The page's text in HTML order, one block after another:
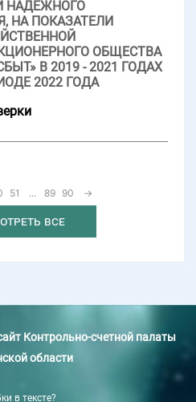
НАДЕЖНОГО
НА ПОКАЗАТЕЛИ
ОБЩЕСТВА
В 2019 - 2021 ГОДАХ
2022 ГОДА
51 ... 89 90 →
все
Контрольно-счетной палаты
области
в тексте?